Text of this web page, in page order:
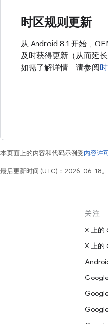
时区规则更新
从 Android 8.1 开始，
及时获得更新（从而延
如需了解详情，请参阅
本页面上的内容和代码示例受内容许
最后更新时间 (UTC)：2026-06-18。
关注
X 上的
X 上的